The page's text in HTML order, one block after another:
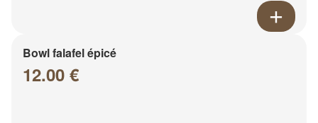
Bowl falafel épicé
12.00 €